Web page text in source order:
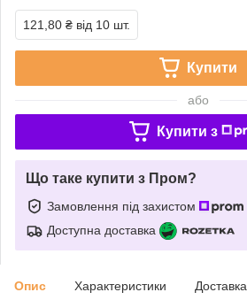
121,80 ₴ від 10 шт.
Купити
або
Купити з
Що таке купити з Пром?
Замовлення під захистом
Доступна доставка
Опис Характеристики Доставка